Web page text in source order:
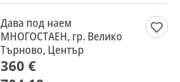
Дава под наем
МНОГОСТАЕН, гр. Велико
Търново, Център
360 €